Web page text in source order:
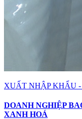
XUẤT NHẬP KHẨU
DOANH NGHIỆP
XANH HOÁ